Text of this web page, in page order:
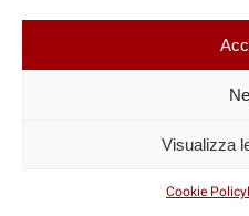
Visualizza
Cookie Policy
P.IVA: